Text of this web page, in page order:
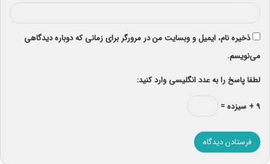
ذخیره نام، ایمیل و وبسایت من در مرورگر برای زمانی که دوباره دیدگاهی
می‌نویسم.
لطفا پاسخ را به عدد انگلیسی وارد کنید:
۹ + سیزده =